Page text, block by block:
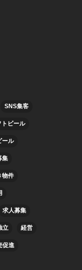
SNS集客
トビール
ール
集
物件
求人募集
立 経営
促進